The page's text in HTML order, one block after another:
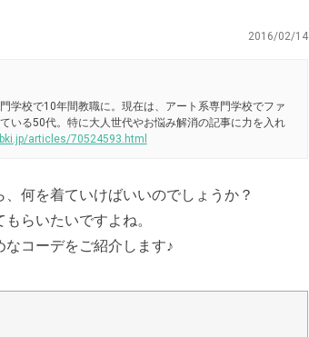
2016/02/14
学校で10年間教職に。現在は、アート系専門学校でファ
いる50代。特に大人世代やお悩み解消の記事に力を入れ
articles/70524593.html
何を着ていけばいいのでしょうか？
らいたいですよね。
コーデをご紹介します♪